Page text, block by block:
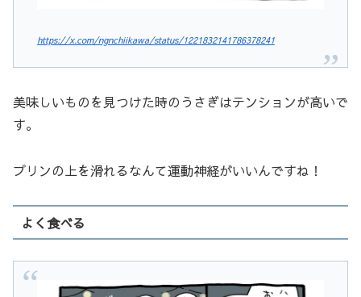
https://x.com/ngnchiikawa/status/1221832141786378241
美味しいものを見つけた時のうさぎはテンションが高いで
す。
プリンの上を滑れるなんて運動神経がいいんですね！
よく食べる